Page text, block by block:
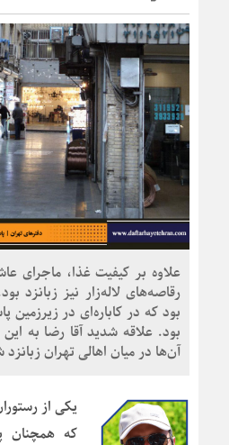
علاوه بر کیفیت غذا، ماجرای
رقاصه‌های لاله‌زار نیز زبانزد
بود که در کاباره‌ای در زیرزمین
بود. علاقه شدید آقا رضا به
آن‌ها در میان اهالی تهران
یکی از
که همچنان